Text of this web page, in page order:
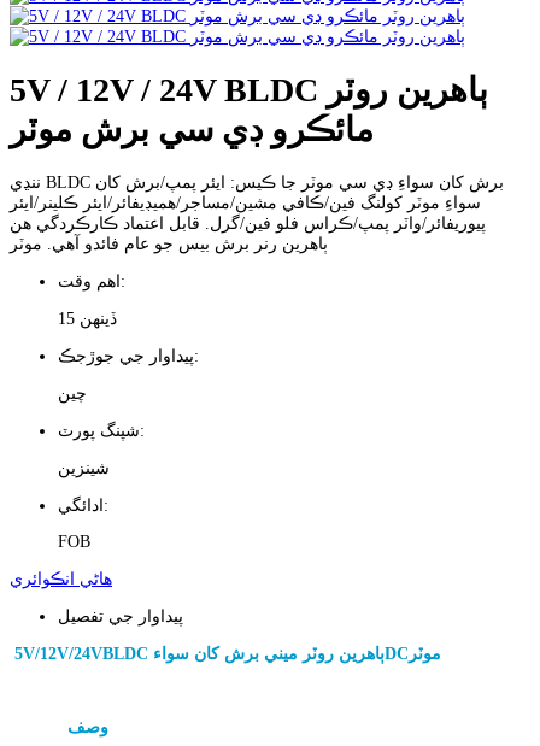
5V / 12V / 24V BLDC ٻاهرين روٽر
مائڪرو ڊي سي برش موٽر
ننڍي BLDC برش کان سواءِ ڊي سي موٽر جا ڪيس: ايئر پمپ/برش کان
سواءِ موٽر کولنگ فين/ڪافي مشين/مساجر/هميڊيفائر/ايئر ڪلينر/ايئر
پيوريفائر/واٽر پمپ/ڪراس فلو فين/گرل. قابل اعتماد ڪارڪردگي هن
ٻاهرين رنر برش بيس جو عام فائدو آهي. موٽر
اهم وقت:
15 ڏينهن
پيداوار جي جوڙجڪ:
چين
شپنگ پورٽ:
شينزين
ادائگي:
FOB
هاڻي انڪوائري
پيداوار جي تفصيل
5V/12V/24V BLDC ٻاهرين روٽر ميني برش کان سواءDC موٽر
وصف